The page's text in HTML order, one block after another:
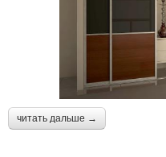
читать дальше →